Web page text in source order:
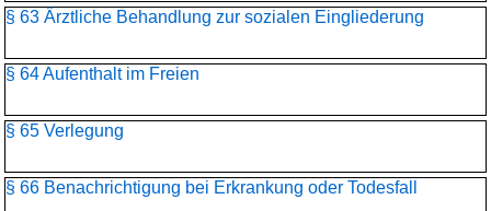
§ 63 Ärztliche Behandlung zur sozialen Eingliederung
§ 64 Aufenthalt im Freien
§ 65 Verlegung
§ 66 Benachrichtigung bei Erkrankung oder Todesfall